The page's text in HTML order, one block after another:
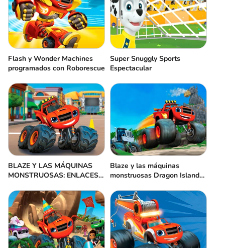
Flash y Wonder Machines
programados con Roborescue
Super Snuggly Sports
Espectacular
BLAZE Y LAS MÁQUINAS
MONSTRUOSAS: ENLACES
Blaze y las máquinas
monstruosas Dragon Island